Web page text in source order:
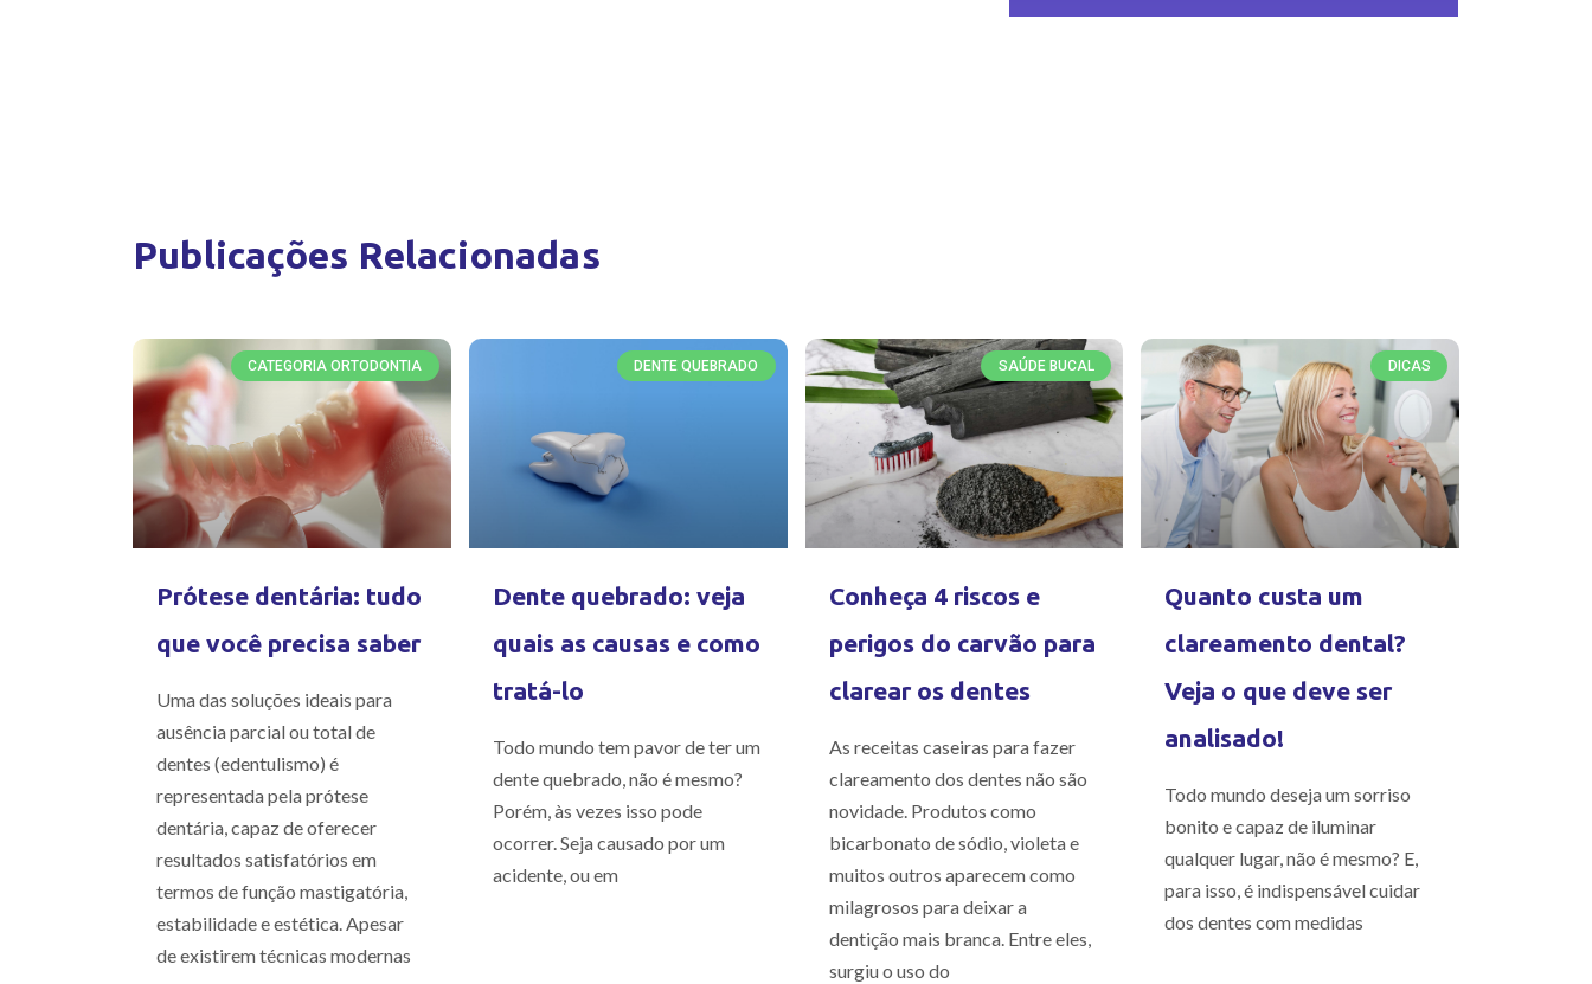
Publicações Relacionadas
CATEGORIA ORTODONTIA
Prótese dentária: tudo
que você precisa saber
Uma das soluções ideais para
ausência parcial ou total de
dentes (edentulismo) é
representada pela prótese
dentária, capaz de oferecer
resultados satisfatórios em
termos de função mastigatória,
estabilidade e estética. Apesar
de existirem técnicas modernas
DENTE QUEBRADO
Dente quebrado: veja
quais as causas e como
tratá-lo
Todo mundo tem pavor de ter um
dente quebrado, não é mesmo?
Porém, às vezes isso pode
ocorrer. Seja causado por um
acidente, ou em
SAÚDE BUCAL
Conheça 4 riscos e
perigos do carvão para
clarear os dentes
As receitas caseiras para fazer
clareamento dos dentes não são
novidade. Produtos como
bicarbonato de sódio, violeta e
muitos outros aparecem como
milagrosos para deixar a
dentição mais branca. Entre eles,
surgiu o uso do
DICAS
Quanto custa um
clareamento dental?
Veja o que deve ser
analisado!
Todo mundo deseja um sorriso
bonito e capaz de iluminar
qualquer lugar, não é mesmo? E,
para isso, é indispensável cuidar
dos dentes com medidas